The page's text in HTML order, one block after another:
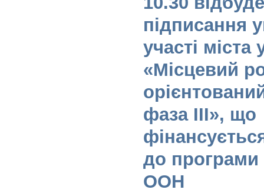
підписання
участі міста
«Місцевий
фаза III», що
до програми
ООН